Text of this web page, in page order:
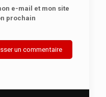
e-mail et mon site
prochain